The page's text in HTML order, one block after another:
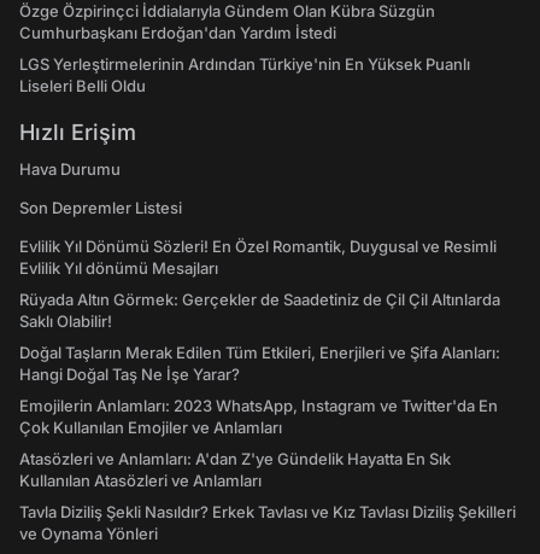
Özge Özpirinçci İddialarıyla Gündem Olan Kübra Süzgün
Cumhurbaşkanı Erdoğan'dan Yardım İstedi
LGS Yerleştirmelerinin Ardından Türkiye'nin En Yüksek Puanlı
Liseleri Belli Oldu
Hızlı Erişim
Hava Durumu
Son Depremler Listesi
Evlilik Yıl Dönümü Sözleri! En Özel Romantik, Duygusal ve Resimli
Evlilik Yıl dönümü Mesajları
Rüyada Altın Görmek: Gerçekler de Saadetiniz de Çil Çil Altınlarda
Saklı Olabilir!
Doğal Taşların Merak Edilen Tüm Etkileri, Enerjileri ve Şifa Alanları:
Hangi Doğal Taş Ne İşe Yarar?
Emojilerin Anlamları: 2023 WhatsApp, Instagram ve Twitter'da En
Çok Kullanılan Emojiler ve Anlamları
Atasözleri ve Anlamları: A'dan Z'ye Gündelik Hayatta En Sık
Kullanılan Atasözleri ve Anlamları
Tavla Diziliş Şekli Nasıldır? Erkek Tavlası ve Kız Tavlası Diziliş Şekilleri
ve Oynama Yönleri